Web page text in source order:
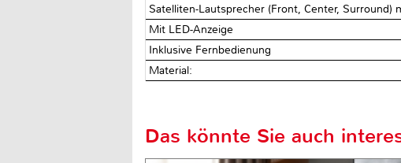
Satelliten-Lautsprecher (Front, Center, Surround)
Mit LED-Anzeige
Inklusive Fernbedienung
Material:
Das könnte Sie auch